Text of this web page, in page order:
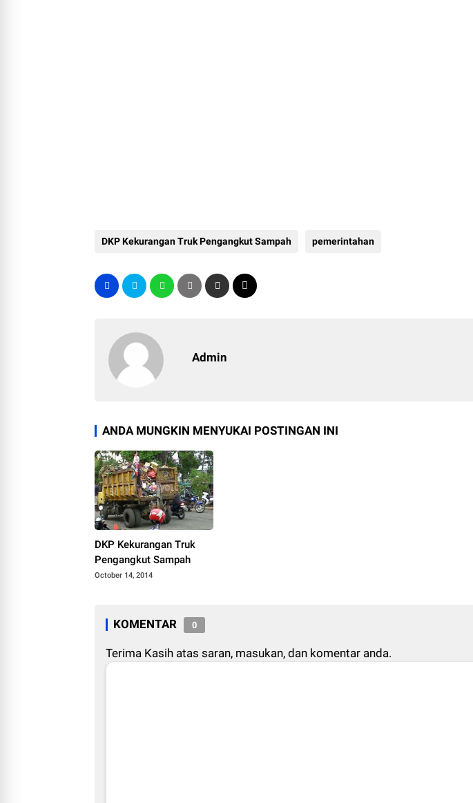
DKP Kekurangan Truk Pengangkut Sampah pemerintahan
Admin
ANDA MUNGKIN MENYUKAI POSTINGAN INI
DKP Kekurangan Truk
Pengangkut Sampah
October 14, 2014
KOMENTAR 0
Terima Kasih atas saran, masukan, dan komentar anda.